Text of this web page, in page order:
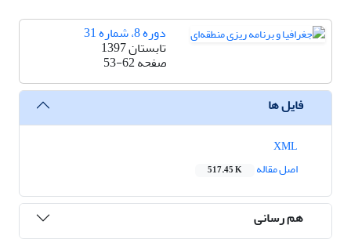
دوره 8، شماره 31
تابستان 1397
صفحه53-62
فایل ها
اصل مقاله
517.45 K
هم رسانی